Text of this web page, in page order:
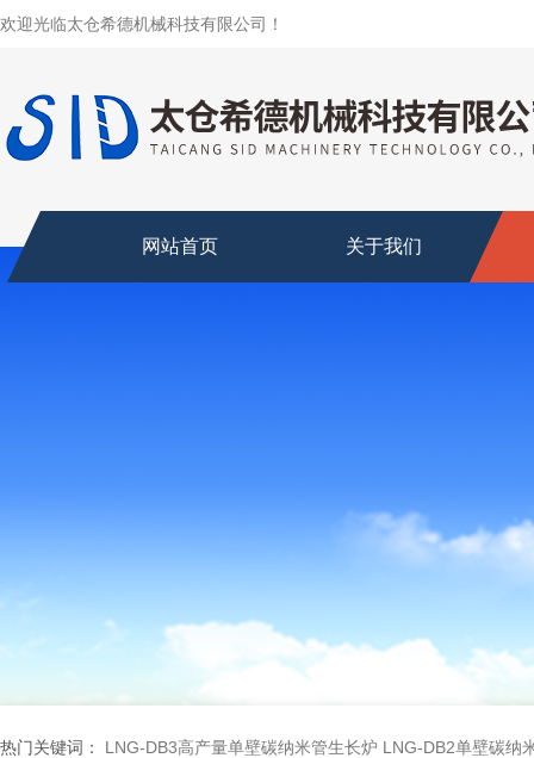
欢迎光临太仓希德机械科技有限公司！
网站首页 关于我们
热门关键词： LNG-DB3高产量单壁碳纳米管生长炉 LNG-DB2单壁碳纳